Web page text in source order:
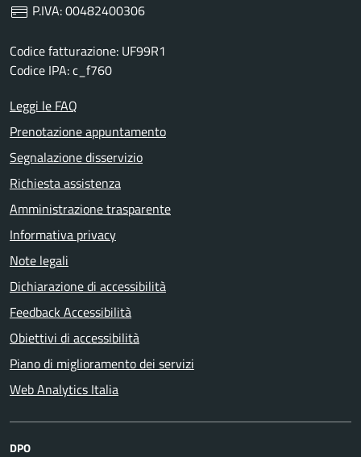
P.IVA: 00482400306
Codice fatturazione: UF99R1
Codice IPA: c_f760
Leggi le FAQ
Prenotazione appuntamento
Segnalazione disservizio
Richiesta assistenza
Amministrazione trasparente
Informativa privacy
Note legali
Dichiarazione di accessibilità
Feedback Accessibilità
Obiettivi di accessibilità
Piano di miglioramento dei servizi
Web Analytics Italia
DPO